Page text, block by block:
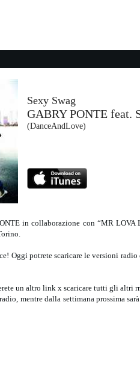
WILLIAMS
Sexy Swag
GABRY PONTE feat.
(DanceAndLove)
in collaborazione con “MR LOVA
Oggi potrete scaricare le versioni
un altro link x scaricare tutti gli altri
mentre dalla settimana prossima